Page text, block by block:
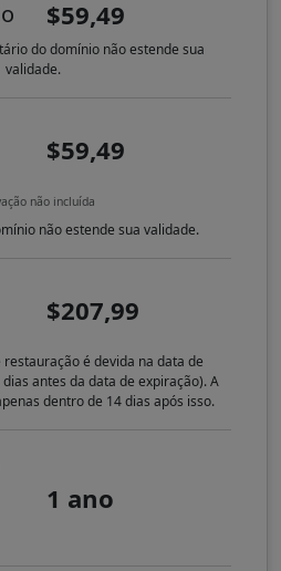
$59,49
do domínio não estende sua
validade.
$59,49
não incluída
não estende sua validade.
$207,99
é devida na data de
antes da data de expiração). A
dentro de 14 dias após isso.
1 ano